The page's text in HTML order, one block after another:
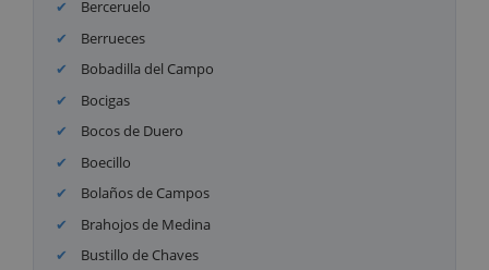
Berceruelo
Berrueces
Bobadilla del Campo
Bocigas
Bocos de Duero
Boecillo
Bolaños de Campos
Brahojos de Medina
Bustillo de Chaves